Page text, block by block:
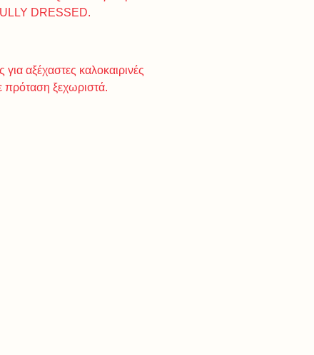
DRESSED.
αξέχαστες καλοκαιρινές
πρόταση ξεχωριστά.